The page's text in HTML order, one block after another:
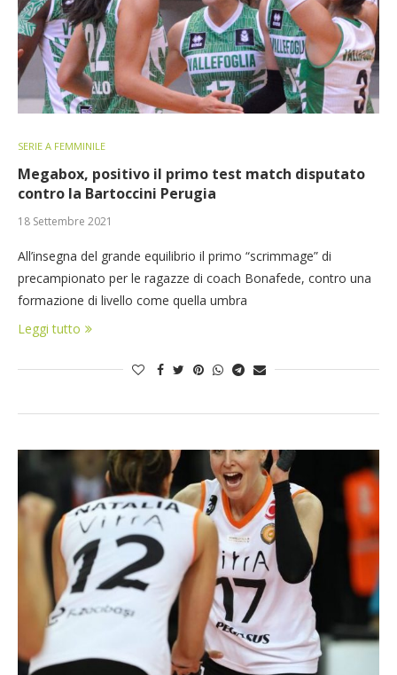
SERIE A FEMMINILE
Megabox, positivo il primo test match disputato
contro la Bartoccini Perugia
18 Settembre 2021
All’insegna del grande equilibrio il primo “scrimmage” di
precampionato per le ragazze di coach Bonafede, contro una
formazione di livello come quella umbra
Leggi tutto